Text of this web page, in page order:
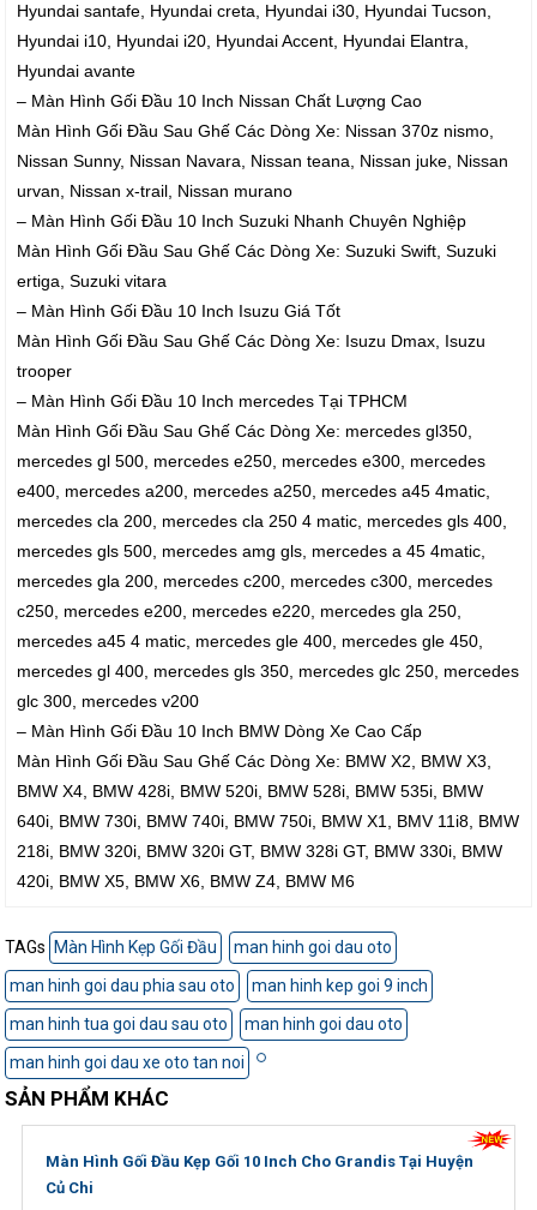
Hyundai santafe, Hyundai creta, Hyundai i30, Hyundai Tucson,
Hyundai i10, Hyundai i20, Hyundai Accent, Hyundai Elantra,
Hyundai avante
– Màn Hình Gối Đầu 10 Inch Nissan Chất Lượng Cao
Màn Hình Gối Đầu Sau Ghế Các Dòng Xe: Nissan 370z nismo,
Nissan Sunny, Nissan Navara, Nissan teana, Nissan juke, Nissan
urvan, Nissan x-trail, Nissan murano
– Màn Hình Gối Đầu 10 Inch Suzuki Nhanh Chuyên Nghiệp
Màn Hình Gối Đầu Sau Ghế Các Dòng Xe: Suzuki Swift, Suzuki
ertiga, Suzuki vitara
– Màn Hình Gối Đầu 10 Inch Isuzu Giá Tốt
Màn Hình Gối Đầu Sau Ghế Các Dòng Xe: Isuzu Dmax, Isuzu
trooper
– Màn Hình Gối Đầu 10 Inch mercedes Tại TPHCM
Màn Hình Gối Đầu Sau Ghế Các Dòng Xe: mercedes gl350,
mercedes gl 500, mercedes e250, mercedes e300, mercedes
e400, mercedes a200, mercedes a250, mercedes a45 4matic,
mercedes cla 200, mercedes cla 250 4 matic, mercedes gls 400,
mercedes gls 500, mercedes amg gls, mercedes a 45 4matic,
mercedes gla 200, mercedes c200, mercedes c300, mercedes
c250, mercedes e200, mercedes e220, mercedes gla 250,
mercedes a45 4 matic, mercedes gle 400, mercedes gle 450,
mercedes gl 400, mercedes gls 350, mercedes glc 250, mercedes
glc 300, mercedes v200
– Màn Hình Gối Đầu 10 Inch BMW Dòng Xe Cao Cấp
Màn Hình Gối Đầu Sau Ghế Các Dòng Xe: BMW X2, BMW X3,
BMW X4, BMW 428i, BMW 520i, BMW 528i, BMW 535i, BMW
640i, BMW 730i, BMW 740i, BMW 750i, BMW X1, BMV 11i8, BMW
218i, BMW 320i, BMW 320i GT, BMW 328i GT, BMW 330i, BMW
420i, BMW X5, BMW X6, BMW Z4, BMW M6
TAGs Màn Hình Kẹp Gối Đầu
man hinh goi dau oto
man hinh goi dau phia sau oto
man hinh kep goi 9 inch
man hinh tua goi dau sau oto
man hinh goi dau oto
man hinh goi dau xe oto tan noi
SẢN PHẨM KHÁC
Màn Hình Gối Đầu Kẹp Gối 10 Inch Cho Grandis Tại Huyện
Củ Chi